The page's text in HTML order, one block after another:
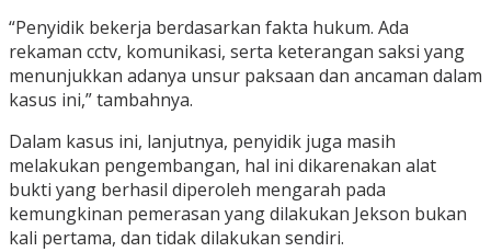
“Penyidik bekerja berdasarkan fakta hukum. Ada
rekaman cctv, komunikasi, serta keterangan saksi yang
menunjukkan adanya unsur paksaan dan ancaman dalam
kasus ini,” tambahnya.
Dalam kasus ini, lanjutnya, penyidik juga masih
melakukan pengembangan, hal ini dikarenakan alat
bukti yang berhasil diperoleh mengarah pada
kemungkinan pemerasan yang dilakukan Jekson bukan
kali pertama, dan tidak dilakukan sendiri.